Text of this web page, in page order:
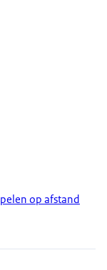
op afstand